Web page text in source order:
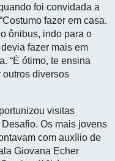
foi convidada a
fazer em casa.
ônibus, indo para o
fazer mais em
“É ótimo, te ensina
outros diversos
visitas
Os mais jovens
com auxílio de
Giovana Echer